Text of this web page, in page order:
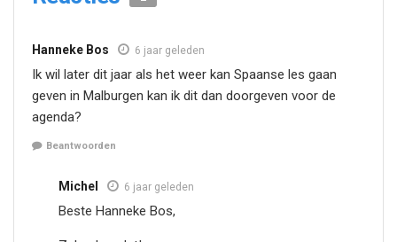
Hanneke Bos 6 jaar geleden
Ik wil later dit jaar als het weer kan Spaanse les gaan
geven in Malburgen kan ik dit dan doorgeven voor de
agenda?
Beantwoorden
Michel 6 jaar geleden
Beste Hanneke Bos,